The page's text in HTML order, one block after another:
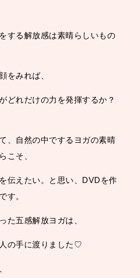
する解放感は素晴らしいもの
をみれば、
どれだけの力を発揮するか？
、自然の中でするヨガの素晴
こそ、
伝えたい。と思い、DVDを作
す。
た五感解放ヨガは、
の手に渡りました♡